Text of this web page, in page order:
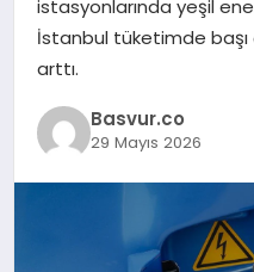
KRIPTO HABER
istasyonlarında yeşil
İstanbul tüketimde başı
arttı.
Basvur.co
29 Mayıs 2026